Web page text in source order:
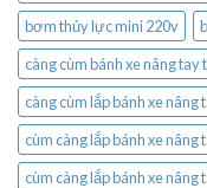
bơm thủy lực mini 220v
càng cùm bánh xe nâng tay
càng cùm lắp bánh xe nâng
cùm càng lắp bánh xe nâng
cùm càng lắp bánh xe nâng